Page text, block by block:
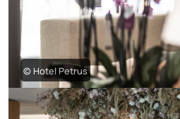
© Hotel Petrus